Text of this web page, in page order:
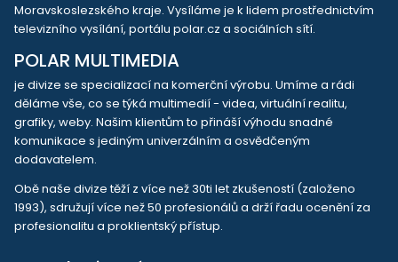
Moravskoslezského kraje. Vysíláme je k lidem prostřednictvím
televizního vysílání, portálu polar.cz a sociálních sítí.
POLAR MULTIMEDIA
je divize se specializací na komerční výrobu. Umíme a rádi
děláme vše, co se týká multimedií - videa, virtuální realitu,
grafiky, weby. Našim klientům to přináší výhodu snadné
komunikace s jediným univerzálním a osvědčeným
dodavatelem.
Obě naše divize těží z více než 30ti let zkušeností (založeno
1993), sdružují více než 50 profesionálů a drží řadu ocenění za
profesionalitu a proklientský přístup.